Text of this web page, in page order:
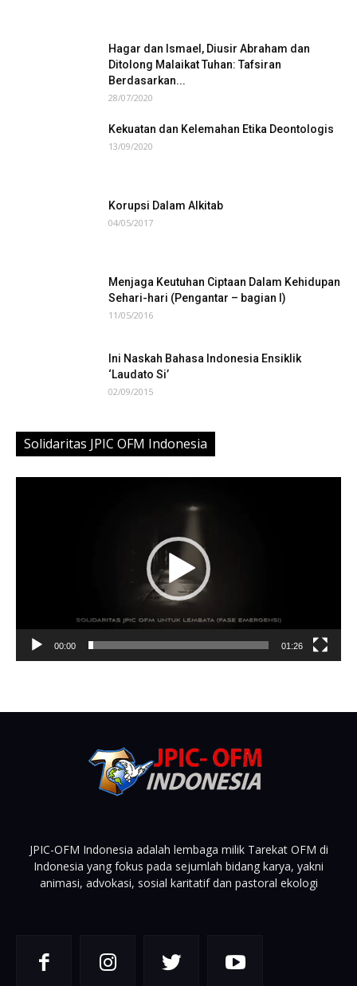
Hagar dan Ismael, Diusir Abraham dan
Ditolong Malaikat Tuhan: Tafsiran
Berdasarkan...
28/07/2020
Kekuatan dan Kelemahan Etika Deontologis
13/09/2020
Korupsi Dalam Alkitab
04/05/2017
Menjaga Keutuhan Ciptaan Dalam Kehidupan
Sehari-hari (Pengantar – bagian I)
11/05/2016
Ini Naskah Bahasa Indonesia Ensiklik
‘Laudato Si’
02/09/2015
Solidaritas JPIC OFM Indonesia
00:00 01:26
JPIC-OFM Indonesia adalah lembaga milik Tarekat OFM di
Indonesia yang fokus pada sejumlah bidang karya, yakni
animasi, advokasi, sosial karitatif dan pastoral ekologi